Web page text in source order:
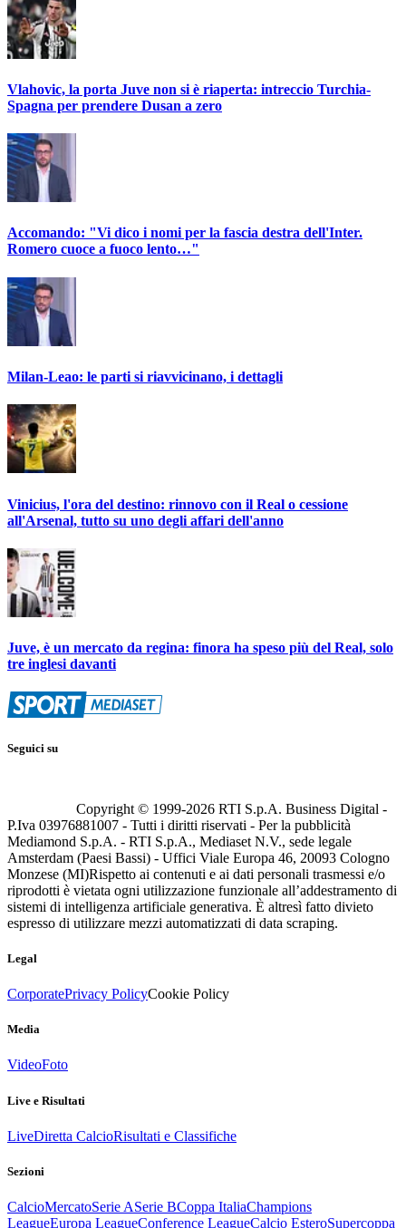
Vlahovic, la porta Juve non si è riaperta: intreccio Turchia-
Spagna per prendere Dusan a zero
Accomando: "Vi dico i nomi per la fascia destra dell'Inter.
Romero cuoce a fuoco lento…"
Milan-Leao: le parti si riavvicinano, i dettagli
Vinicius, l'ora del destino: rinnovo con il Real o cessione
all'Arsenal, tutto su uno degli affari dell'anno
Juve, è un mercato da regina: finora ha speso più del Real, solo
tre inglesi davanti
Seguici su
Copyright © 1999-2026 RTI S.p.A. Business Digital -
P.Iva 03976881007 - Tutti i diritti riservati - Per la pubblicità
Mediamond S.p.A. - RTI S.p.A., Mediaset N.V., sede legale
Amsterdam (Paesi Bassi) - Uffici Viale Europa 46, 20093 Cologno
Monzese (MI)Rispetto ai contenuti e ai dati personali trasmessi e/o
riprodotti è vietata ogni utilizzazione funzionale all’addestramento di
sistemi di intelligenza artificiale generativa. È altresì fatto divieto
espresso di utilizzare mezzi automatizzati di data scraping.
Legal
CorporatePrivacy PolicyCookie Policy
Media
VideoFoto
Live e Risultati
LiveDiretta CalcioRisultati e Classifiche
Sezioni
CalcioMercatoSerie ASerie BCoppa ItaliaChampions
LeagueEuropa LeagueConference LeagueCalcio EsteroSupercoppa